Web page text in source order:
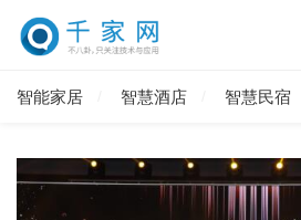
智能家居 智慧酒店 智慧民宿